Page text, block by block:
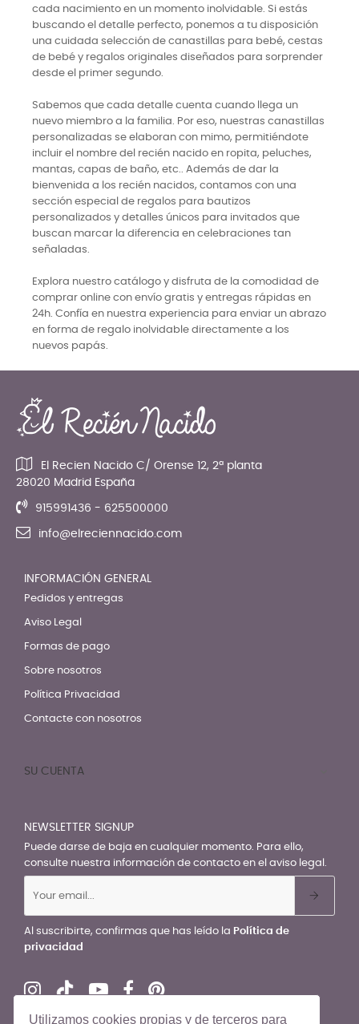
Utilizamos cookies propias y de terceros para
cada nacimiento en un momento inolvidable. Si estás
buscando el detalle perfecto, ponemos a tu disposición
una cuidada selección de canastillas para bebé, cestas
de bebé y regalos originales diseñados para sorprender
desde el primer segundo.
Sabemos que cada detalle cuenta cuando llega un
nuevo miembro a la familia. Por eso, nuestras canastillas
personalizadas se elaboran con mimo, permitiéndote
incluir el nombre del recién nacido en ropita, peluches,
mantas, capas de baño, etc.. Además de dar la
bienvenida a los recién nacidos, contamos con una
sección especial de regalos para bautizos
personalizados y detalles únicos para invitados que
buscan marcar la diferencia en celebraciones tan
señaladas.
Explora nuestro catálogo y disfruta de la comodidad de
comprar online con envío gratis y entregas rápidas en
24h. Confía en nuestra experiencia para enviar un abrazo
en forma de regalo inolvidable directamente a los
nuevos papás.
El Recien Nacido C/ Orense 12, 2ª planta
28020 Madrid España
915991436 - 625500000
info@elreciennacido.com
INFORMACIÓN GENERAL
Pedidos y entregas
Aviso Legal
Formas de pago
Sobre nosotros
Política Privacidad
Contacte con nosotros
SU CUENTA
NEWSLETTER SIGNUP
Puede darse de baja en cualquier momento. Para ello,
consulte nuestra información de contacto en el aviso legal.
Al suscribirte, confirmas que has leído la Política de
privacidad